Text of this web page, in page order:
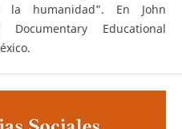
la humanidad”. En John
Educational